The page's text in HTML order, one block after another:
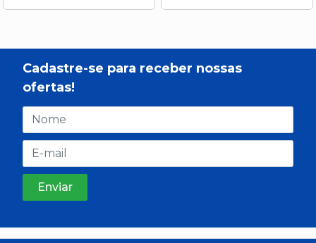
Cadastre-se para receber nossas
ofertas!